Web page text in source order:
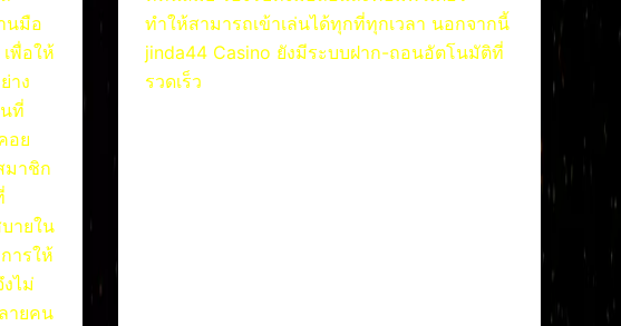
นมือ
พื่อให้
าง
ที่
อย
มาชิก
ายใน
ารให้
ไม่
ายคน
ทำให้สามารถเข้าเล่นได้ทุกที่ทุกเวลา นอกจากนี้
jinda44 Casino ยังมีระบบฝาก-ถอนอัตโนมัติที่
รวดเร็ว